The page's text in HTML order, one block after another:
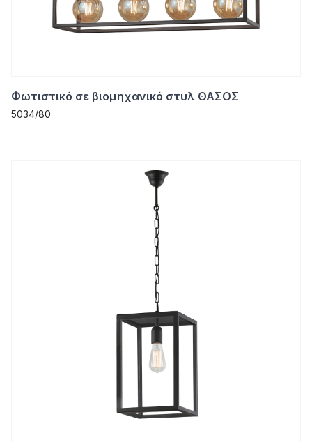
Φωτιστικό σε βιομηχανικό στυλ ΘΑΣΟΣ
5034/80